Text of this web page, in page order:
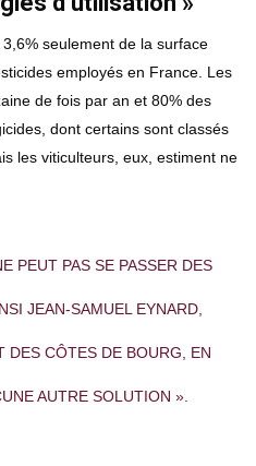
seulement de la surface
employés en France. Les
de fois par an et 80% des
dont certains sont classés
les viticulteurs, eux, estiment ne
PEUT PAS SE PASSER DES
JEAN-SAMUEL EYNARD,
DES CÔTES DE BOURG, EN
AUTRE SOLUTION ».